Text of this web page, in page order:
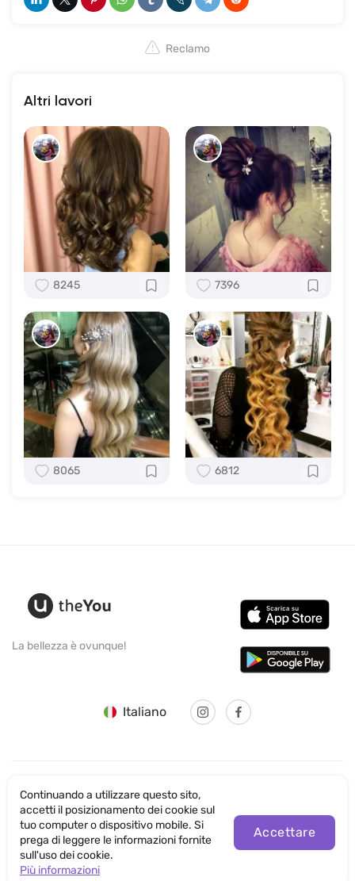
Reclamo
Altri lavori
8245 7396
8065 6812
La bellezza è ovunque!
Italiano
© SANTICUM INTERNATIONAL LTD
Informativa sulla Privacy
Condizioni di utilizzo del sito
Continuando a utilizzare questo sito,
accetti il posizionamento dei cookie sul
tuo computer o dispositivo mobile. Si
prega di leggere le informazioni fornite
sull'uso dei cookie.
Più informazioni
Accettare